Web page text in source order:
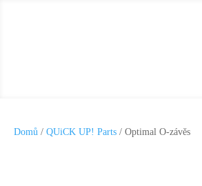
Domů / QUiCK UP! Parts / Optimal O-závěs